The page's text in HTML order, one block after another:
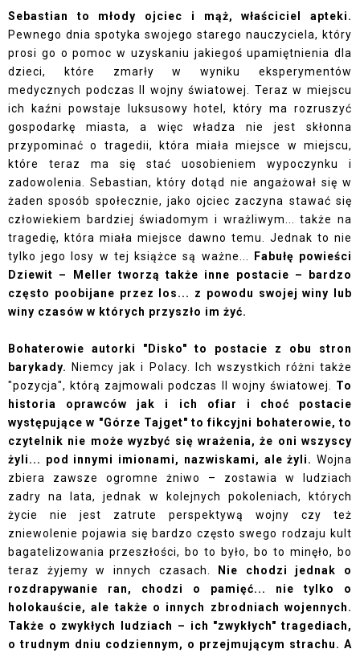
Sebastian to młody ojciec i mąż, właściciel apteki.
Pewnego dnia spotyka swojego starego nauczyciela, który
prosi go o pomoc w uzyskaniu jakiegoś upamiętnienia dla
dzieci, które zmarły w wyniku eksperymentów
medycznych podczas II wojny światowej. Teraz w miejscu
ich kaźni powstaje luksusowy hotel, który ma rozruszyć
gospodarkę miasta, a więc władza nie jest skłonna
przypominać o tragedii, która miała miejsce w miejscu,
które teraz ma się stać uosobieniem wypoczynku i
zadowolenia. Sebastian, który dotąd nie angażował się w
żaden sposób społecznie, jako ojciec zaczyna stawać się
człowiekiem bardziej świadomym i wrażliwym... także na
tragedię, która miała miejsce dawno temu. Jednak to nie
tylko jego losy w tej książce są ważne...
Fabułę powieści
Dziewit – Meller tworzą także inne postacie – bardzo
często poobijane przez los... z powodu swojej winy lub
winy czasów w których przyszło im żyć.
Bohaterowie autorki "Disko" to postacie z obu stron
barykady.
Niemcy jak i Polacy. Ich wszystkich różni także
"pozycja", którą zajmowali podczas II wojny światowej.
To
historia oprawców jak i ich ofiar i choć postacie
występujące w "Górze Tajget" to fikcyjni bohaterowie, to
czytelnik nie może wyzbyć się wrażenia, że oni wszyscy
żyli... pod innymi imionami, nazwiskami, ale żyli. Wojna
zbiera zawsze ogromne żniwo – zostawia w ludziach
zadry na lata, jednak w kolejnych pokoleniach, których
życie nie jest zatrute perspektywą wojny czy też
zniewolenie pojawia się bardzo często swego rodzaju kult
bagatelizowania przeszłości, bo to było, bo to minęło, bo
teraz żyjemy w innych czasach.
Nie chodzi jednak o
rozdrapywanie ran, chodzi o pamięć... nie tylko o
holokauście, ale także o innych zbrodniach wojennych.
Także o zwykłych ludziach – ich "zwykłych" tragediach,
o trudnym dniu codziennym, o przejmującym strachu. A